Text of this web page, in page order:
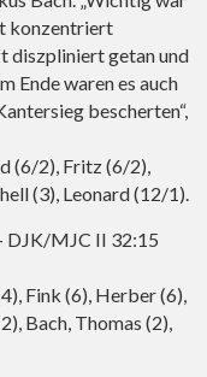
konzentriert
diszpliniert getan und
Ende waren es auch
bescherten“,
(6/2), Fritz (6/2),
(3), Leonard (12/1).
DJK/MJC II 32:15
Fink (6), Herber (6),
Bach, Thomas (2),